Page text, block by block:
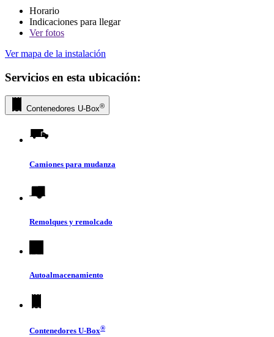
Horario
Indicaciones para llegar
Verfotos
Ver mapa de la instalación
Servicios en esta ubicación:
Contenedores U-Box®
Camiones para mudanza
Remolques y remolcado
Autoalmacenamiento
Contenedores U-Box®